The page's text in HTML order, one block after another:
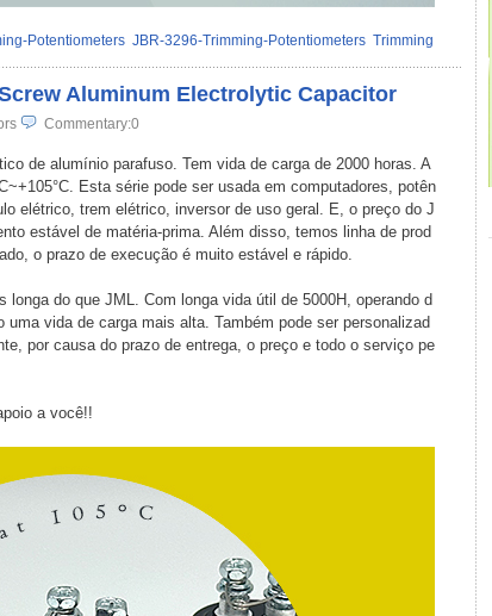
Potentiometers JBR-3296-Trimming-Potentiometers Trimming
Aluminum Electrolytic Capacitor
Commentary:0
de alumínio parafuso. Tem vida de carga de 2000 horas. A
Esta série pode ser usada em computadores, potên
elétrico, trem elétrico, inversor de uso geral. E, o preço do J
estável de matéria-prima. Além disso, temos linha de prod
o prazo de execução é muito estável e rápido.
do que JML. Com longa vida útil de 5000H, operando d
uma vida de carga mais alta. Também pode ser personalizad
por causa do prazo de entrega, o preço e todo o serviço pe
a você!!